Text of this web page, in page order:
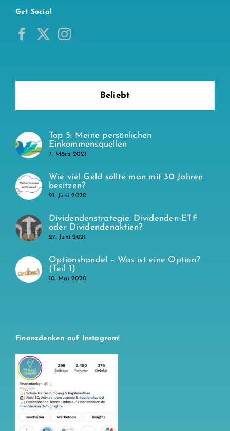
Get Social
Beliebt
Top 5: Meine persönlichen
Einkommensquellen
7. März 2021
Wie viel Geld sollte man mit 30 Jahren
besitzen?
21. Juni 2020
Dividendenstrategie: Dividenden-ETF
oder Dividendenaktien?
27. Juni 2021
Optionshandel – Was ist eine Option?
(Teil 1)
10. Mai 2020
Finanzdenken auf Instagram!